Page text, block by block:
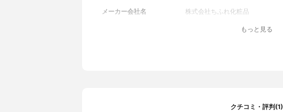
メーカー会社名 株式会社ちふれ化粧品
もっと見る
クチコミ・評判(1)